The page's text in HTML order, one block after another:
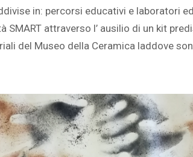
in: percorsi educativi e laboratori
attraverso l’ ausilio di un kit
del Museo della Ceramica laddove